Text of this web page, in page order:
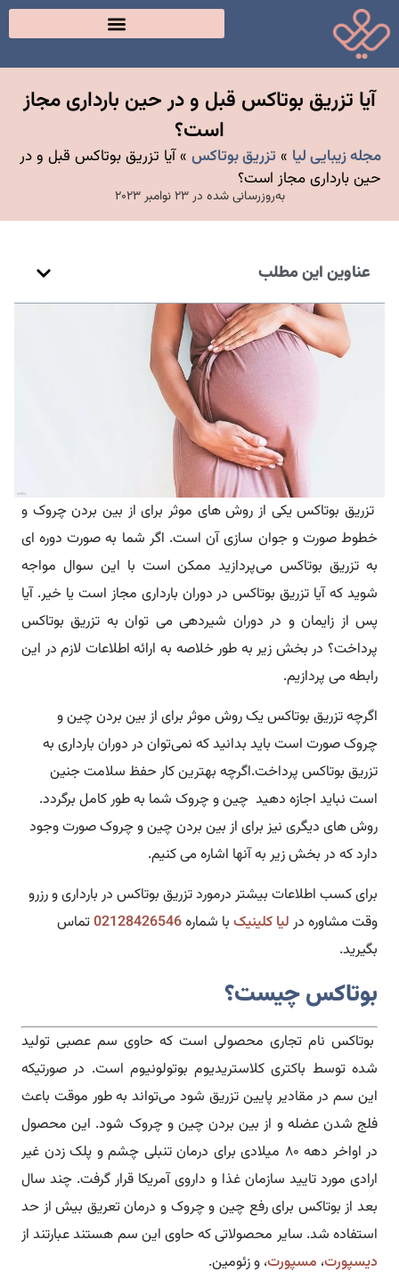
آیا تزریق بوتاکس قبل و در حین بارداری مجاز
است؟
مجله زیبایی لیا » تزریق بوتاکس »آیا تزریق بوتاکس قبل و در
حین بارداری مجاز است؟
به‌روزرسانی شده در 23 نوامبر 2023
عناوین این مطلب
تزریق بوتاکس یکی از روش های موثر برای از بین بردن چروک و
خطوط صورت و جوان سازی آن است. اگر شما به صورت دوره ای
به تزریق بوتاکس می‌پردازید ممکن است با این سوال مواجه
شوید که آیا تزریق بوتاکس در دوران بارداری مجاز است یا خیر. آیا
پس از زایمان و در دوران شیردهی می توان به تزریق بوتاکس
پرداخت؟ در بخش زیر به طور خلاصه به ارائه اطلاعات لازم در این
رابطه می پردازیم.
اگرچه تزریق بوتاکس یک روش موثر برای از بین بردن چین و
چروک صورت است باید بدانید که نمی‌توان در دوران بارداری به
تزریق بوتاکس پرداخت.اگرچه بهترین کار حفظ سلامت جنین
است نباید اجازه دهید چین و چروک شما به طور کامل برگردد.
روش های دیگری نیز برای از بین بردن چین و چروک صورت وجود
دارد که در بخش زیر به آنها اشاره می کنیم.
برای کسب اطلاعات بیشتر درمورد تزریق بوتاکس در بارداری و رزرو
وقت مشاوره در لیا کلینیک با شماره02128426546تماس
بگیرید.
بوتاکس چیست؟
بوتاکس نام تجاری محصولی است که حاوی سم عصبی تولید
شده توسط باکتری کلاستریدیوم بوتولونیوم است. در صورتیکه
این سم در مقادیر پایین تزریق شود می‌تواند به طور موقت باعث
فلج شدن عضله و از بین بردن چین و چروک شود. این محصول
در اواخر دهه ۸۰ میلادی برای درمان تنبلی چشم و پلک زدن غیر
ارادی مورد تایید سازمان غذا و داروی آمریکا قرار گرفت. چند سال
بعد از بوتاکس برای رفع چین و چروک و درمان تعریق بیش از حد
استفاده شد. سایر محصولاتی که حاوی این سم هستند عبارتند از
دیسپورت، مسپورت، و زئومین.